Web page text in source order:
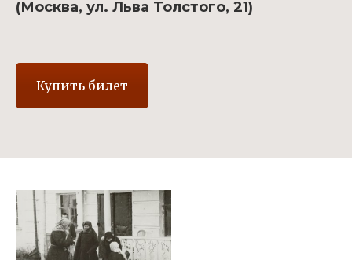
(Москва, ул. Льва Толстого, 21)
Купить билет